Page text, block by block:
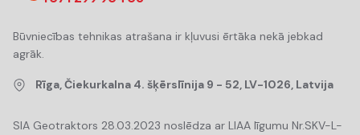
Būvniecības tehnikas atrašana ir kļuvusi ērtāka nekā jebkad
agrāk.
Rīga, Čiekurkalna 4. šķērslīnija 9 - 52, LV-1026, Latvija
SIA Geotraktors 28.03.2023 noslēdza ar LIAA līgumu Nr.SKV-L-